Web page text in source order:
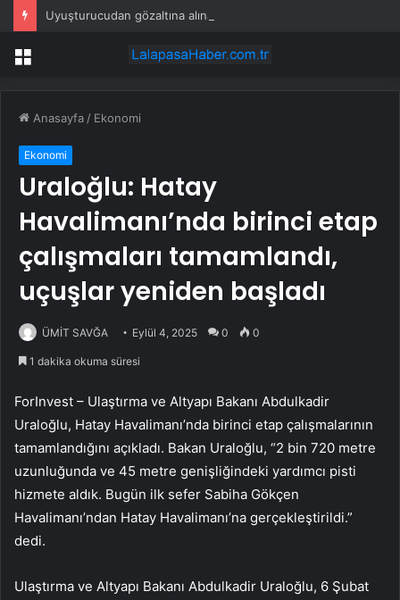
Menü
Anasayfa / Ekonomi
Ekonomi
Uraloğlu: Hatay
Havalimanı’nda birinci etap
çalışmaları tamamlandı,
uçuşlar yeniden başladı
ÜMİT SAVĞA Eylül 4, 2025 0 0
1 dakika okuma süresi
ForInvest – Ulaştırma ve Altyapı Bakanı Abdulkadir
Uraloğlu, Hatay Havalimanı’nda birinci etap çalışmalarının
tamamlandığını açıkladı. Bakan Uraloğlu, “2 bin 720 metre
uzunluğunda ve 45 metre genişliğindeki yardımcı pisti
hizmete aldık. Bugün ilk sefer Sabiha Gökçen
Havalimanı’ndan Hatay Havalimanı’na gerçekleştirildi.”
dedi.
Ulaştırma ve Altyapı Bakanı Abdulkadir Uraloğlu, 6 Şubat